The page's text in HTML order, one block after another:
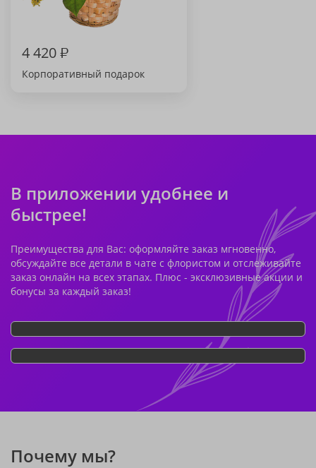
4 420₽
Корпоративный подарок
В приложении удобнее и
быстрее!
Преимущества для Вас: оформляйте заказ мгновенно,
обсуждайте все детали в чате с флористом и отслеживайте
заказ онлайн на всех этапах. Плюс - эксклюзивные акции и
бонусы за каждый заказ!
Почему мы?